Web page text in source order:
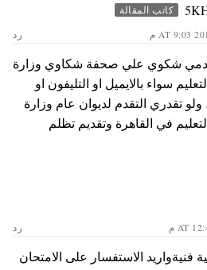
كاتب المقالة
رد
شكوي علي صحفة شكاوي وزارة
سواء بالايميل او التليفون او
تقدري التقدم لديوان عام وزارة
في القاهرة وتقديم تظلم
رد
فنيةواريد الاستفسار على الامتحان